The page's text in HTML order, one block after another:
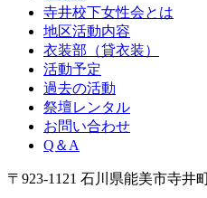
寺井校下女性会とは
地区活動内容
衣装部（貸衣装）
活動予定
過去の活動
祭壇レンタル
お問い合わせ
Q＆A
〒923-1121 石川県能美市寺